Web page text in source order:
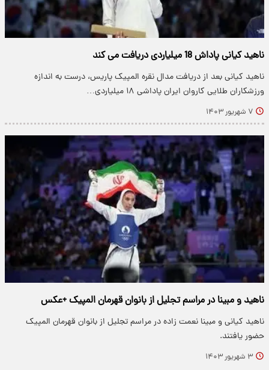
ناهید کیانی پاداش 18 میلیاردی دریافت می کند
ناهید کیانی بعد از دریافت مدال نقره المپیک پاریس، درست به اندازه
ورزشکاران طلایی کاروان ایران پاداشی ۱۸ میلیاردی…
۷ شهریور ۱۴۰۳
ناهید و مبینا در مراسم تجلیل از بانوان قهرمان المپیک +عکس
ناهید کیانی و مبینا نعمت زاده در مراسم تجلیل از بانوان قهرمان المپیک
حضور یافتند.
۳ شهریور ۱۴۰۳